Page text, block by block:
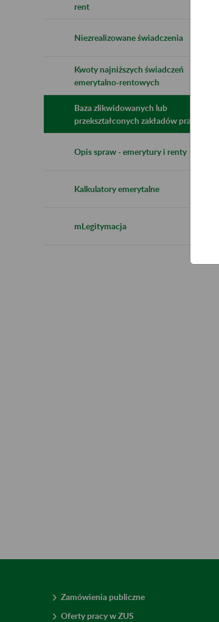
rent
Niezrealizowane świadczenia
Kwoty najniższych świadczeń
emerytalno-rentowych
Baza zlikwidowanych lub
przekształconych zakładów pracy
Opis spraw - emerytury i renty
Kalkulatory emerytalne
mLegitymacja
Zamówienia publiczne
Oferty pracy w ZUS